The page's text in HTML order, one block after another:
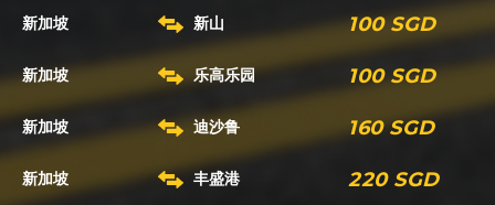
新加坡 新山 100 SGD
新加坡 乐高乐园 100 SGD
新加坡 迪沙鲁 160 SGD
新加坡 丰盛港 220 SGD